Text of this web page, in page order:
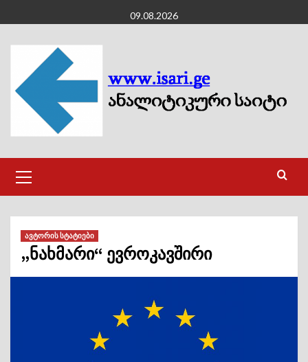
to
content
09.08.2026
Menu
ავტორის სტატიები
„ნახმარი“ ევროკავშირი